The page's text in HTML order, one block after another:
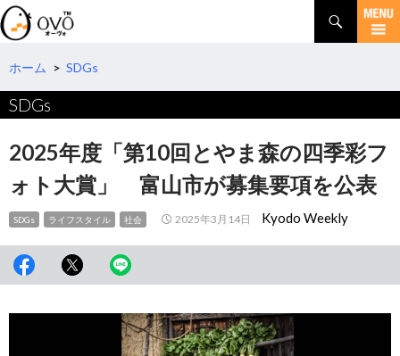
検
索
コ
テ
ツ
へ
動
ホーム > SDGs
SDGs
2025年度「第10回とやま森の四季彩フ
ォト大賞」 富山市が募集要項を公表
SDGs ライフスタイル 社会 2025年3月14日 Kyodo Weekly